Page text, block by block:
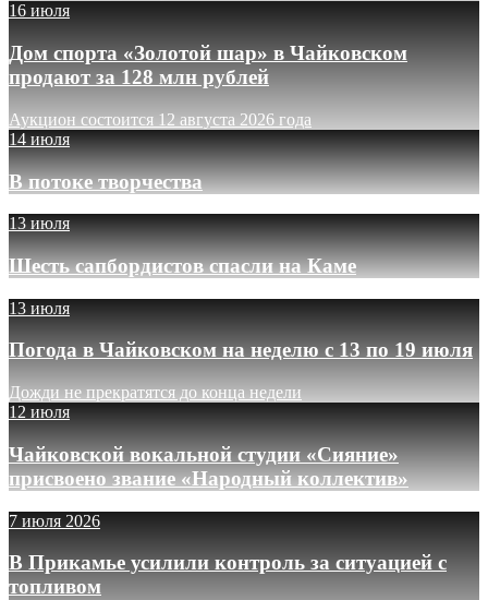
16 июля
Дом спорта «Золотой шар» в Чайковском
продают за 128 млн рублей
Аукцион состоится 12 августа 2026 года
14 июля
В потоке творчества
13 июля
Шесть сапбордистов спасли на Каме
13 июля
Погода в Чайковском на неделю с 13 по 19 июля
Дожди не прекратятся до конца недели
12 июля
Чайковской вокальной студии «Сияние»
присвоено звание «Народный коллектив»
7 июля 2026
В Прикамье усилили контроль за ситуацией с
топливом